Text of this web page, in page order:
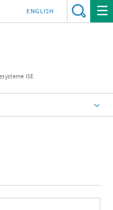
ISE
ENGLISH